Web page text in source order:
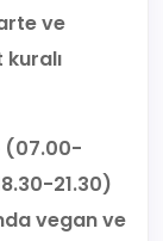
ve
(07.00-
21.30)
vegan ve